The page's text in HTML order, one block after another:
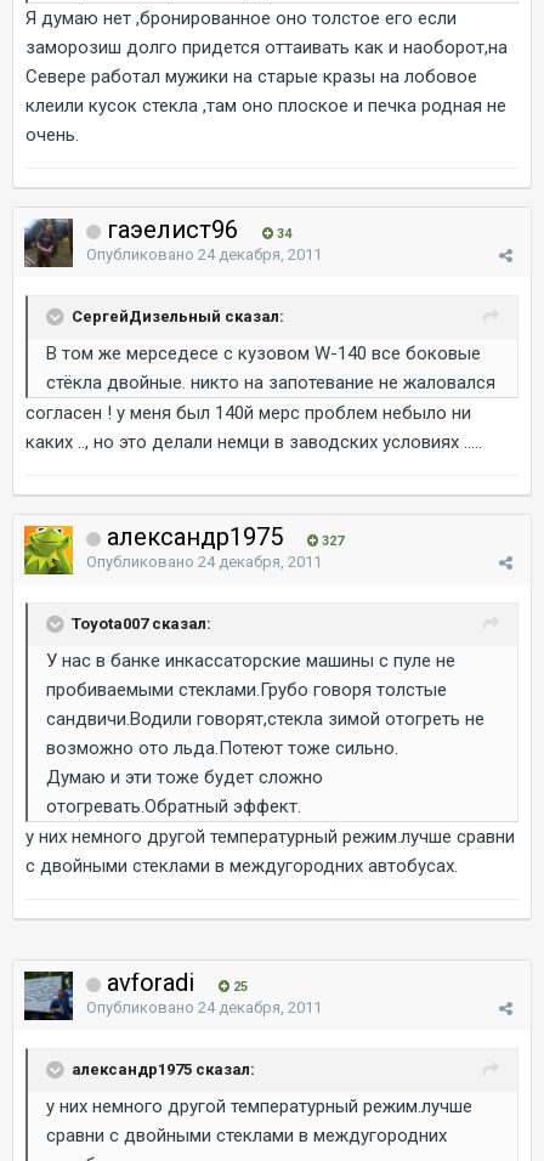
Я думаю нет ,бронированное оно толстое его если
заморозиш долго придется оттаивать как и наоборот,на
Севере работал мужики на старые кразы на лобовое
клеили кусок стекла ,там оно плоское и печка родная не
очень.
гаэелист96 34
Опубликовано 24 декабря, 2011
СергейДизельный сказал:
В том же мерседесе с кузовом W-140 все боковые
стёкла двойные. никто на запотевание не жаловался
согласен ! у меня был 140й мерс проблем небыло ни
каких .., но это делали немци в заводских условиях .....
александр1975 327
Опубликовано 24 декабря, 2011
Toyota007 сказал:
У нас в банке инкассаторские машины с пуле не
пробиваемыми стеклами.Грубо говоря толстые
сандвичи.Водили говорят,стекла зимой отогреть не
возможно ото льда.Потеют тоже сильно.
Думаю и эти тоже будет сложно
отогревать.Обратный эффект.
у них немного другой температурный режим.лучше сравни
с двойными стеклами в междугородних автобусах.
avforadi 25
Опубликовано 24 декабря, 2011
александр1975 сказал:
у них немного другой температурный режим.лучше
сравни с двойными стеклами в междугородних